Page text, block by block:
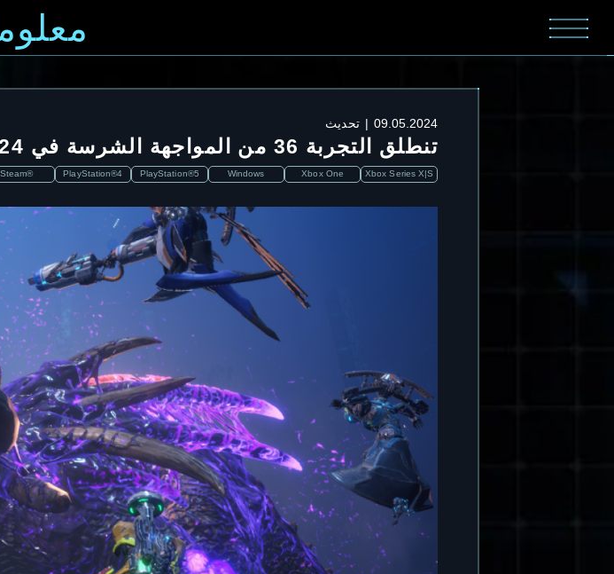
09.05.2024 تحديث
تنطلق التجربة 36 من المواجهة الشرسة في 05/10/2024 الساعة03:00 UTC
Xbox Series X|S
Xbox One
Windows
PlayStation®5
PlayStation®4
Steam®